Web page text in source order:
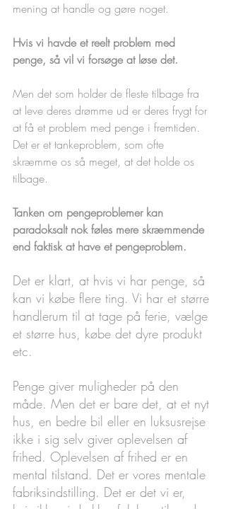
mening at handle og gøre noget.
Hvis vi havde et reelt problem med
penge, så vil vi forsøge at løse det.
Men det som holder de fleste tilbage fra
at leve deres drømme ud er deres frygt for
at få et problem med penge i fremtiden.
Det er et tankeproblem, som ofte
skræmme os så meget, at det holde os
tilbage.
Tanken om pengeproblemer kan
paradoksalt nok føles mere skræmmende
end faktisk at have et pengeproblem.
Det er klart, at hvis vi har penge, så
kan vi købe flere ting. Vi har et større
handlerum til at tage på ferie, vælge
et større hus, købe det dyre produkt
etc.
Penge giver muligheder på den
måde. Men det er bare det, at et nyt
hus, en bedre bil eller en luksusrejse
ikke i sig selv giver oplevelsen af
frihed. Oplevelsen af frihed er en
mental tilstand. Det er vores mentale
fabriksindstilling. Det er det vi er,